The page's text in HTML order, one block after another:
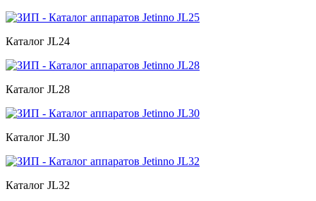
Каталог JL24
Каталог JL28
Каталог JL30
Каталог JL32